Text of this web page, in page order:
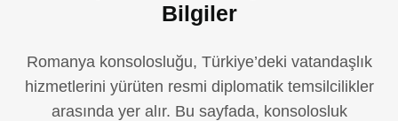
Bilgiler
Romanya konsolosluğu, Türkiye’deki vatandaşlık
hizmetlerini yürüten resmi diplomatik temsilcilikler
arasında yer alır. Bu sayfada, konsolosluk